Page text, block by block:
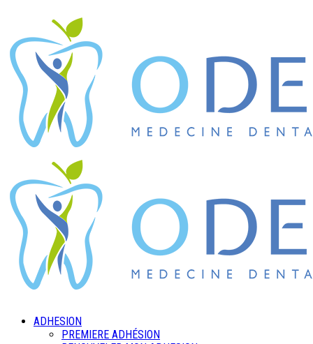
ADHESION
PREMIERE ADHÉSION